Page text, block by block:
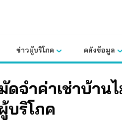
ข่าวผู้บริโภค คลังข้อมูล
ดจำค่าเช่าบ้าน
บริโภค